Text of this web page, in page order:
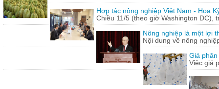
Hợp tác nông nghiệp Việt Nam - Hoa
Chiều 11/5 (theo giờ Washington DC),
Nông nghiệp là một lợi
Nội dung về nông
Giá
Việc giá